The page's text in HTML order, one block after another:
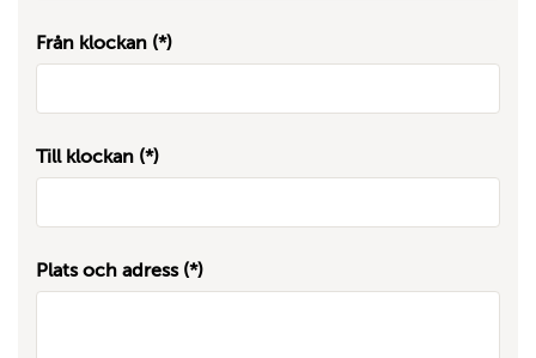
Från klockan
Till klockan
Plats och adress